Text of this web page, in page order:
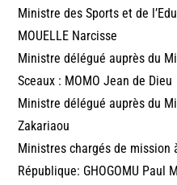
Ministre des Sports et de
MOUELLE Narcisse
Ministre délégué auprès du
Sceaux : MOMO Jean de Dieu
Ministre délégué auprès du
Zakariaou
Ministres chargés de mission
République: GHOGOMU Paul